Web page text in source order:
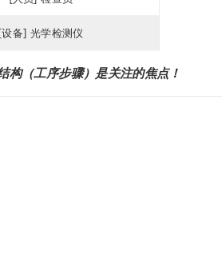
备] 光学检测仪
构（工序步骤）是关注的焦点！